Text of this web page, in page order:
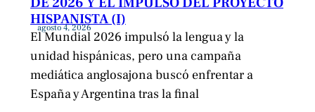
HISPANISTA (I)
agosto 4, 2026
El Mundial 2026 impulsó la lengua y la
unidad hispánicas, pero una campaña
mediática anglosajona buscó enfrentar a
España y Argentina tras la final